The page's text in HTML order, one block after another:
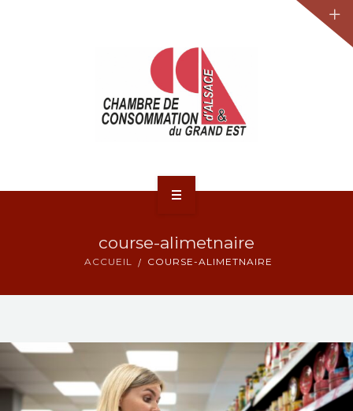
CONTACT
course-alimetnaire
ACCUEIL COURSE-ALIMETNAIRE